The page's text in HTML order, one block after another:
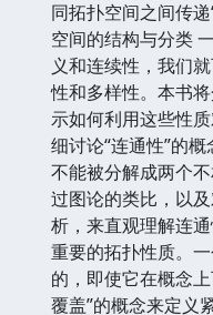
同拓扑空间之间传
空间的结构与分类
义和连续性，我们
性和多样性。本书
示如何利用这些性
细讨论“连通性”的
不能被分解成两个
过图论的类比，以
析，来直观理解连
重要的拓扑性质。
的，即使它在概念
覆盖”的概念来定义